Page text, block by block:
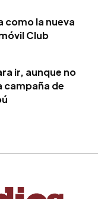
como la nueva
Club
ir, aunque no
campaña de